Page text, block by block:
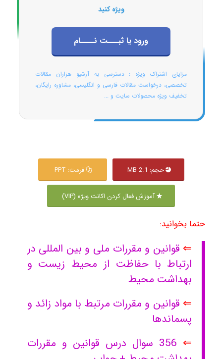
ویژه کنید
ورود یا ثبـــت نــــام
مزایای اشتراک ویژه : دسترسی به آرشیو هزاران مقالات
تخصصی، درخواست مقالات فارسی و انگلیسی، مشاوره رایگان،
تخفیف ویژه محصولات سایت و ...
حجم: 2.1 MB فرمت: PPT
آموزش فعال کردن اکانت ویژه (VIP)
حتما بخوانید:
⇐ قوانین و مقررات ملی و بین المللی در
ارتباط با حفاظت از محیط زیست و
بهداشت محیط
⇐ قوانین و مقررات مرتبط با مواد زائد و
پسماندها
⇐
356 سوال درس قوانین و مقررات